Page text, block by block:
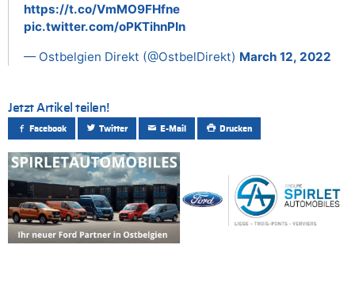
https://t.co/VmMO9FHfne
pic.twitter.com/oPKTihnPIn
— Ostbelgien Direkt (@OstbelDirekt) March 12, 2022
Jetzt Artikel teilen!
Facebook Twitter E-Mail Drucken